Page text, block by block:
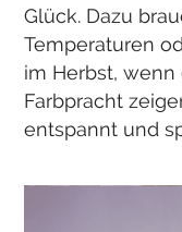
Glück. Dazu
Temperaturen
im Herbst,
Farbpracht
entspannt und